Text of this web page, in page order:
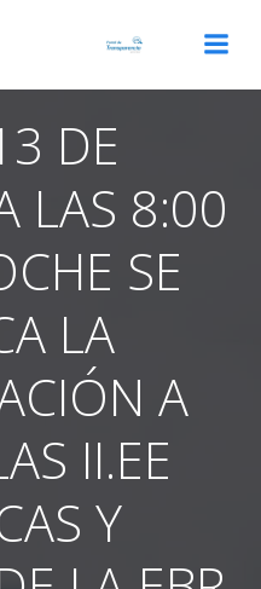
DE
LAS 8:00
SE
LA
A
II.EE
Y